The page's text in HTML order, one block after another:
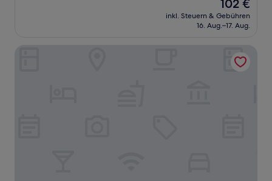
Preis
beträgt
102 €
inkl. Steuern & Gebühren
16. Aug.–17. Aug.